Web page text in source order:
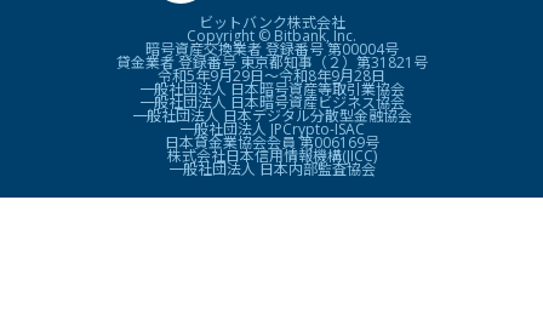
ビットバンク株式会社
Copyright © Bitbank, Inc.
暗号資産交換業者 登録番号 第00004号
貸金業者 登録番号 東京都知事（２）第31821号
令和5年9月29日〜令和8年9月28日
一般社団法人 日本暗号資産等取引業協会
一般社団法人 日本暗号資産ビジネス協会
一般社団法人 日本デジタル分散型金融協会
一般社団法人 JPCrypto-ISAC
日本貸金業協会会員 第006169号
株式会社日本信用情報機構(JICC)
一般社団法人 日本内部監査協会